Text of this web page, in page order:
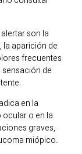
son la
la aparición de
frecuentes
de
en la
o en la
graves,
miópico.